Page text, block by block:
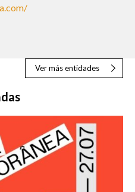
Ver más entidades